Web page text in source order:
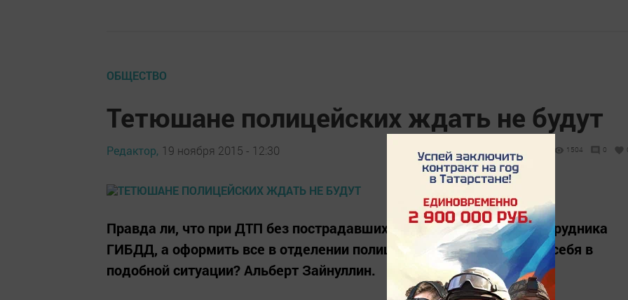
ОБЩЕСТВО
Тетюшане полицейских ждать не будут
Редактор, 19 ноября 2015 - 12:30 1504 0
Правда ли, что при ДТП без пострадавших можно не вызывать сотрудника
ГИБДД, а оформить все в отделении полиции? Как грамотно вести себя в
подобной ситуации? Альберт Зайнуллин.